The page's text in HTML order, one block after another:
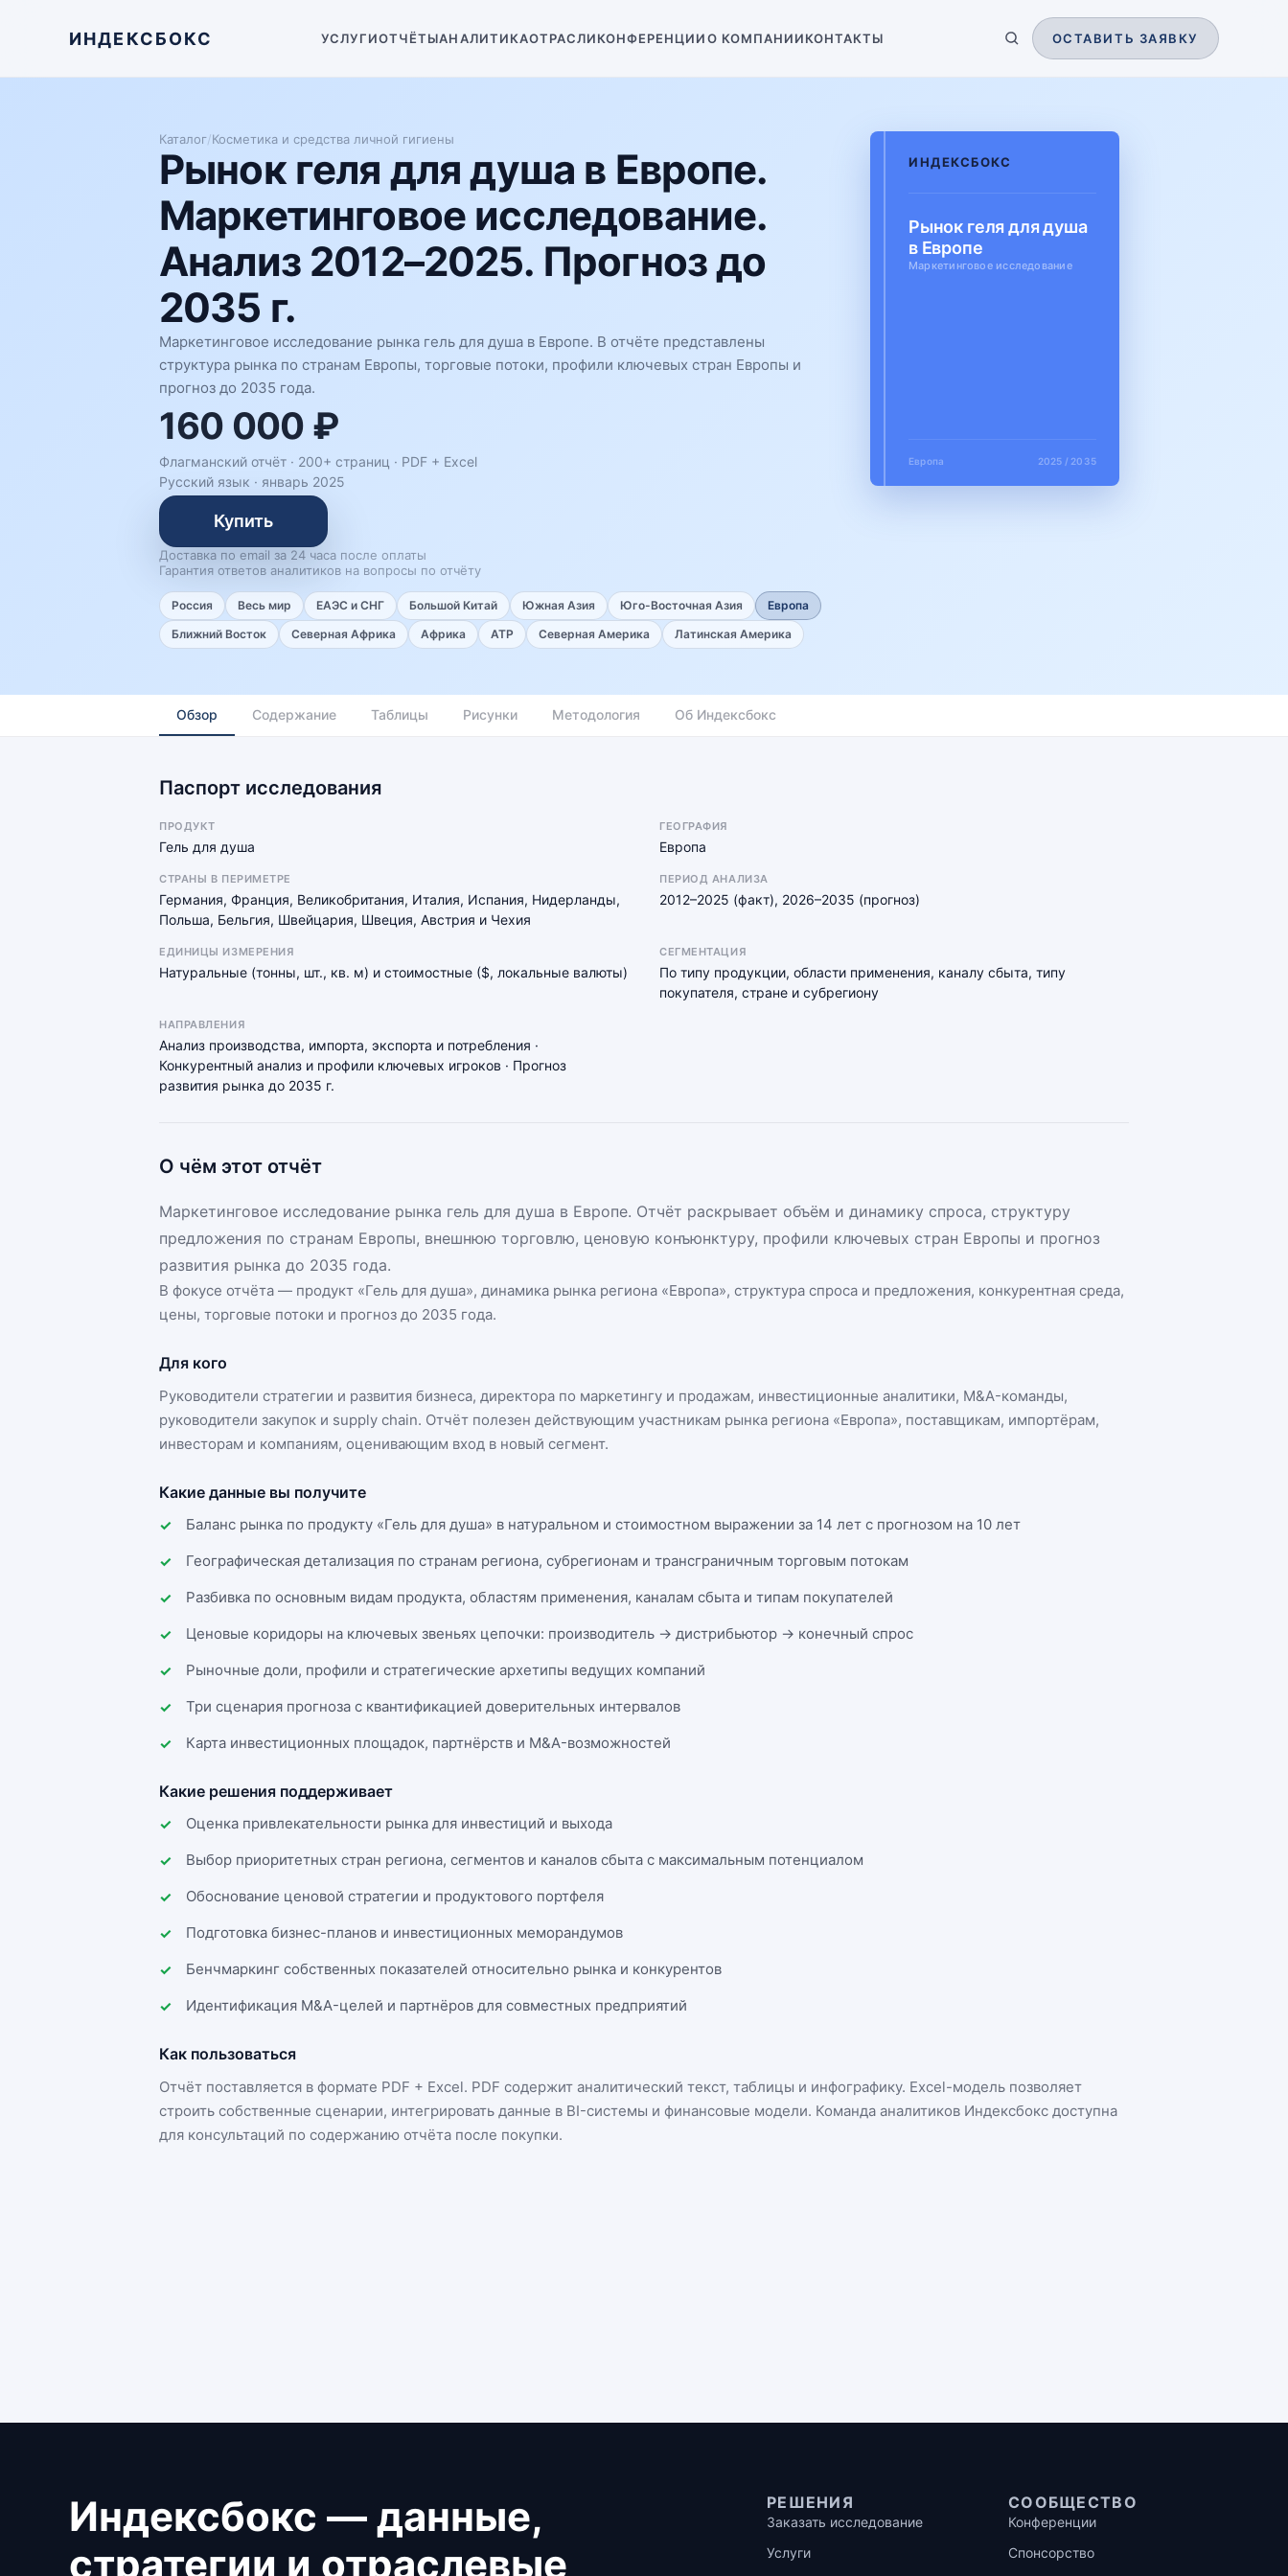
ИНДЕКСБОКС УСЛУГИОТЧЁТЫАНАЛИТИКАОТРАСЛИКОНФЕРЕНЦИИО КОМПАНИИКОНТАКТЫ ОСТАВИТЬ ЗАЯВКУ
Каталог/Косметика и средства личной гигиены
Рынок геля для душа в Европе.
Маркетинговое исследование.
Анализ 2012–2025. Прогноз до
2035 г.
Маркетинговое исследование рынка гель для душа в Европе. В отчёте представлены
структура рынка по странам Европы, торговые потоки, профили ключевых стран Европы и
прогноз до 2035 года.
160 000 ₽
Флагманский отчёт · 200+ страниц · PDF + Excel
Русский язык · январь 2025
Купить
Доставка по email за 24 часа после оплаты
Гарантия ответов аналитиков на вопросы по отчёту
Россия Весь мир ЕАЭС и СНГ Большой Китай Южная Азия Юго-Восточная Азия
Европа
Ближний Восток
Северная Африка Африка АТР Северная Америка Латинская Америка
ИНДЕКСБОКС
Рынок геля для душа
в Европе
Маркетинговое исследование
Европа 2025 / 2035
Обзор Содержание Таблицы Рисунки Методология Об Индексбокс
Паспорт исследования
ПРОДУКТ
Гель для душа
ГЕОГРАФИЯ
Европа
СТРАНЫ В ПЕРИМЕТРЕ
Германия, Франция, Великобритания, Италия, Испания, Нидерланды,
Польша, Бельгия, Швейцария, Швеция, Австрия и Чехия
ПЕРИОД АНАЛИЗА
2012–2025 (факт), 2026–2035 (прогноз)
ЕДИНИЦЫ ИЗМЕРЕНИЯ
Натуральные (тонны, шт., кв. м) и стоимостные ($, локальные валюты)
СЕГМЕНТАЦИЯ
По типу продукции, области применения, каналу сбыта, типу
покупателя, стране и субрегиону
НАПРАВЛЕНИЯ
Анализ производства, импорта, экспорта и потребления ·
Конкурентный анализ и профили ключевых игроков · Прогноз
развития рынка до 2035 г.
О чём этот отчёт
Маркетинговое исследование рынка гель для душа в Европе. Отчёт раскрывает объём и динамику спроса, структуру
предложения по странам Европы, внешнюю торговлю, ценовую конъюнктуру, профили ключевых стран Европы и прогноз
развития рынка до 2035 года.
В фокусе отчёта — продукт «Гель для душа», динамика рынка региона «Европа», структура спроса и предложения, конкурентная среда,
цены, торговые потоки и прогноз до 2035 года.
Для кого
Руководители стратегии и развития бизнеса, директора по маркетингу и продажам, инвестиционные аналитики, M&A-команды,
руководители закупок и supply chain. Отчёт полезен действующим участникам рынка региона «Европа», поставщикам, импортёрам,
инвесторам и компаниям, оценивающим вход в новый сегмент.
Какие данные вы получите
Баланс рынка по продукту «Гель для душа» в натуральном и стоимостном выражении за 14 лет с прогнозом на 10 лет
Географическая детализация по странам региона, субрегионам и трансграничным торговым потокам
Разбивка по основным видам продукта, областям применения, каналам сбыта и типам покупателей
Ценовые коридоры на ключевых звеньях цепочки: производитель → дистрибьютор → конечный спрос
Рыночные доли, профили и стратегические архетипы ведущих компаний
Три сценария прогноза с квантификацией доверительных интервалов
Карта инвестиционных площадок, партнёрств и M&A-возможностей
Какие решения поддерживает
Оценка привлекательности рынка для инвестиций и выхода
Выбор приоритетных стран региона, сегментов и каналов сбыта с максимальным потенциалом
Обоснование ценовой стратегии и продуктового портфеля
Подготовка бизнес-планов и инвестиционных меморандумов
Бенчмаркинг собственных показателей относительно рынка и конкурентов
Идентификация M&A-целей и партнёров для совместных предприятий
Как пользоваться
Отчёт поставляется в формате PDF + Excel. PDF содержит аналитический текст, таблицы и инфографику. Excel-модель позволяет
строить собственные сценарии, интегрировать данные в BI-системы и финансовые модели. Команда аналитиков Индексбокс доступна
для консультаций по содержанию отчёта после покупки.
Индексбокс — данные,
стратегии и отраслевые
РЕШЕНИЯ
Заказать исследование
Услуги
СООБЩЕСТВО
Конференции
Спонсорство